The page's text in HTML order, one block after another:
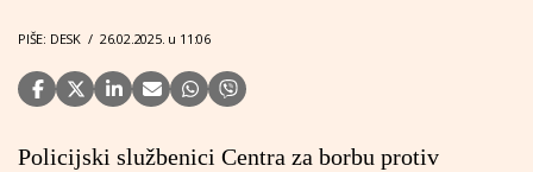
PIŠE: DESK / 26.02.2025. u 11:06
Policijski službenici Centra za borbu protiv